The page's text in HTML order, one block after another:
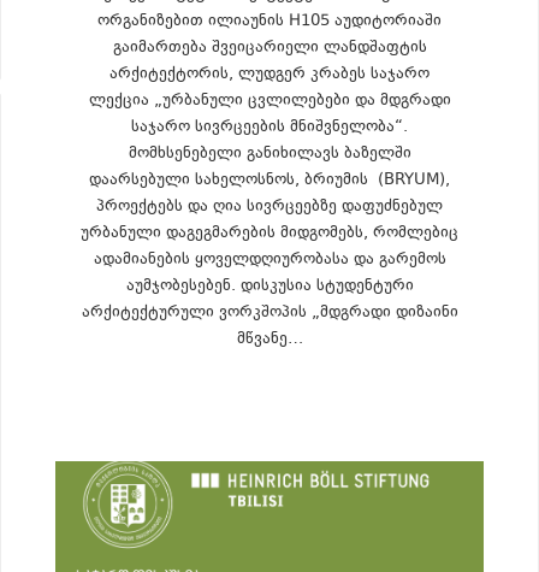
ორგანიზებით ილიაუნის H105 აუდიტორიაში
გაიმართება შვეიცარიელი ლანდშაფტის
არქიტექტორის, ლუდგერ კრაბეს საჯარო
ლექცია „ურბანული ცვლილებები და მდგრადი
საჯარო სივრცეების მნიშვნელობა“.
მომხსენებელი განიხილავს ბაზელში
დაარსებული სახელოსნოს, ბრიუმის (BRYUM),
პროექტებს და ღია სივრცეებზე დაფუძნებულ
ურბანული დაგეგმარების მიდგომებს, რომლებიც
ადამიანების ყოველდღიურობასა და გარემოს
აუმჯობესებენ. დისკუსია სტუდენტური
არქიტექტურული ვორკშოპის „მდგრადი დიზაინი
მწვანე…